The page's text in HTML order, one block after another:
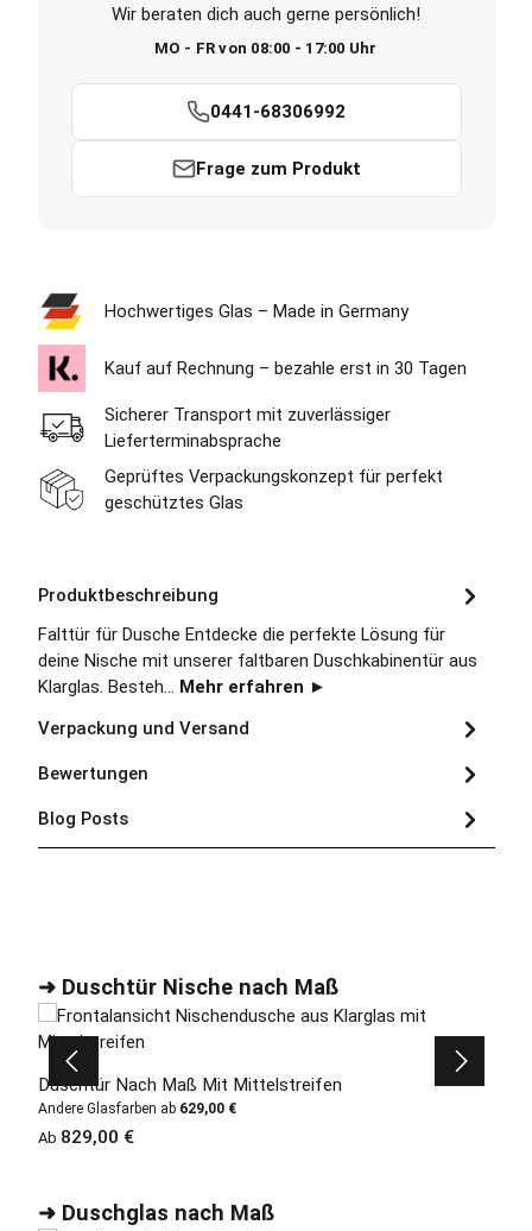
Wir beraten dich auch gerne persönlich!
MO - FR von 08:00 - 17:00 Uhr
0441-68306992
Frage zum Produkt
Hochwertiges Glas – Made in Germany
Kauf auf Rechnung – bezahle erst in 30 Tagen
Sicherer Transport mit zuverlässiger
Lieferterminabsprache
Geprüftes Verpackungskonzept für perfekt
geschütztes Glas
Produktbeschreibung
Falttür für Dusche Entdecke die perfekte Lösung für
deine Nische mit unserer faltbaren Duschkabinentür aus
Klarglas. Besteh… Mehr erfahren ►
Verpackung und Versand
Bewertungen
Blog Posts
Produktgalerie überspringen
➜ Duschtür Nische nach Maß
Duschtür Nach Maß Mit Mittelstreifen
Andere Glasfarben ab629,00 €
Regulärer Preis:
Ab 829,00 €
Produktgalerie überspringen
➜ Duschglas nach Maß